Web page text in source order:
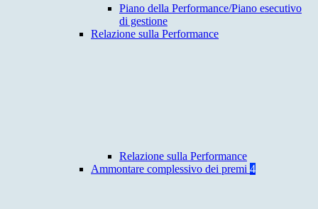
Piano della Performance/Piano esecutivo
di gestione
Relazione sulla Performance
Relazione sulla Performance
Ammontare complessivo dei premi 4